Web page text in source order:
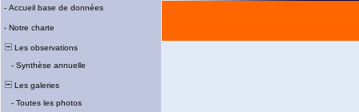
- Accueil base de données
- Notre charte
Les observations
- Synthèse annuelle
Les galeries
- Toutes les photos